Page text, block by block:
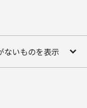
ないものを表示